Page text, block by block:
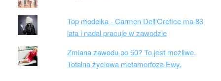
Top modelka - Carmen Dell'Orefice ma 83
lata i nadal pracuje w zawodzie
Zmiana zawodu po 50? To jest możliwe.
Totalna życiowa metamorfoza Ewy.